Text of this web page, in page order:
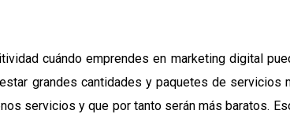
cuándo emprendes en marketing digital
grandes cantidades y paquetes de
servicios y que por tanto serán más baratos.